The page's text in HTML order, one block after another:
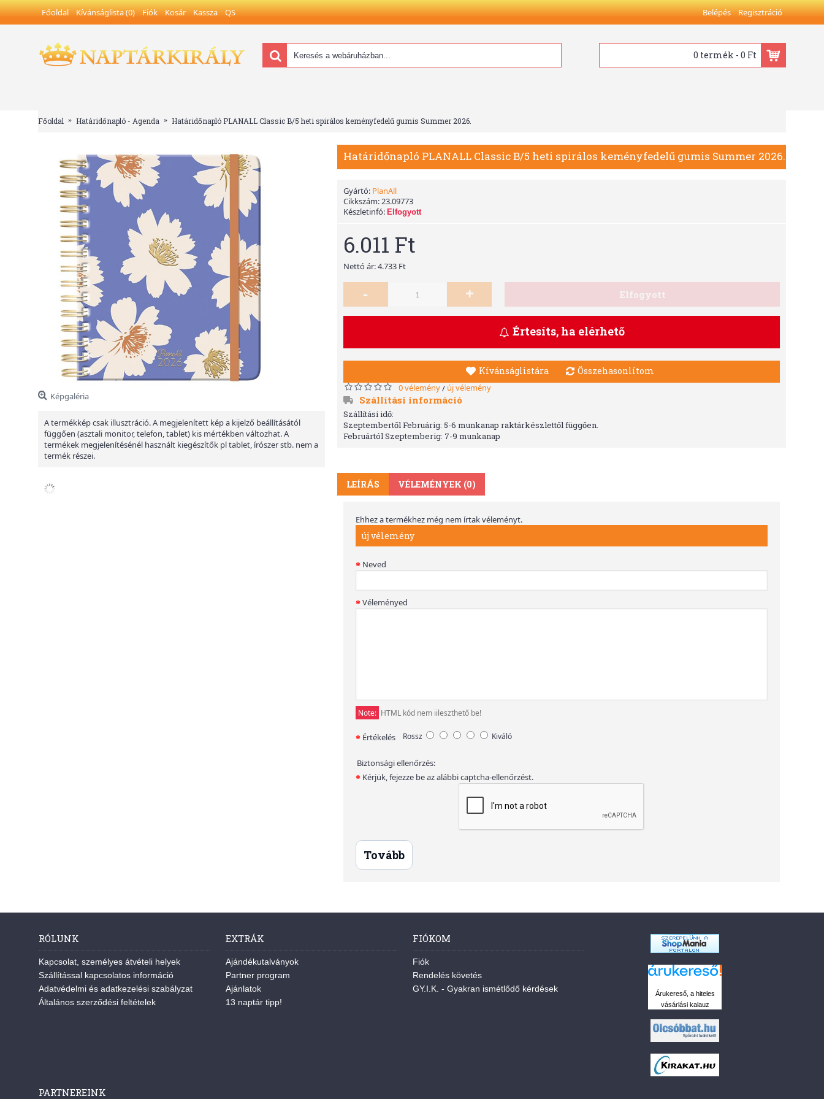
Főoldal Kívánságlista (0) Fiók Kosár Kassza QS Belépés Regisztráció
0 termék - 0 Ft
Főoldal Határidőnapló - Agenda Határidőnapló PLANALL Classic B/5 heti spirálos keményfedelű gumis Summer 2026.
Képgaléria
A termékkép csak illusztráció. A megjelenített kép a kijelző beállításától
függően (asztali monitor, telefon, tablet) kis mértékben változhat. A
termékek megjelenítésénél használt kiegészítők pl tablet, írószer stb. nem a
termék részei.
Határidőnapló PLANALL Classic B/5 heti spirálos keményfedelű gumis Summer 2026.
Gyártó: PlanAll
Cikkszám:23.09773
Készletinfó: Elfogyott
6.011 Ft
Nettó ár: 4.733 Ft
- + Elfogyott
Értesíts, ha elérhető
Kívánságlistára Összehasonlítom
0 vélemény/ új vélemény
Szállítási információ
Szállítási idő:
Szeptembertől Februárig: 5-6 munkanap raktárkészlettől függően.
Februártól Szeptemberig: 7-9 munkanap
LEÍRÁS VÉLEMÉNYEK (0)
Ehhez a termékhez még nem írtak véleményt.
új vélemény
Neved
Véleményed
Note: HTML kód nem iileszthető be!
Értékelés Rossz Kiváló
Biztonsági ellenőrzés:
Kérjük, fejezze be az alábbi captcha-ellenőrzést.
Tovább
RÓLUNK
Kapcsolat, személyes átvételi helyek
Szállítással kapcsolatos információ
Adatvédelmi és adatkezelési szabályzat
Általános szerződési feltételek
EXTRÁK
Ajándékutalványok
Partner program
Ajánlatok
13 naptár tipp!
FIÓKOM
Fiók
Rendelés követés
GY.I.K. - Gyakran ismétlődő kérdések
Árukereső, a hiteles
vásárlási kalauz
PARTNEREINK